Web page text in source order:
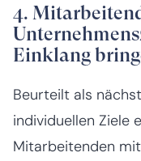
4.
Einklang
Beurteilt als
individuellen Ziele
Mitarbeitenden